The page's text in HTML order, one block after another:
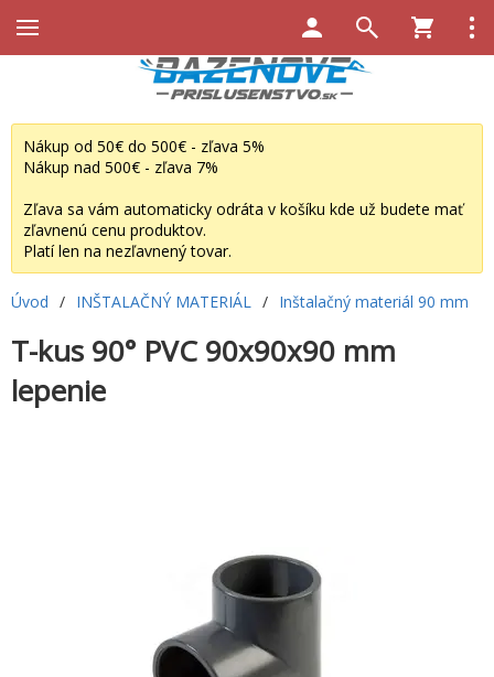
Nákup od 50€ do 500€ - zľava 5%
Nákup nad 500€ - zľava 7%
Zľava sa vám automaticky odráta v košíku kde už budete mať
zľavnenú cenu produktov.
Platí len na nezľavnený tovar.
Úvod / INŠTALAČNÝ MATERIÁL / Inštalačný materiál 90 mm
T-kus 90° PVC 90x90x90 mm
lepenie